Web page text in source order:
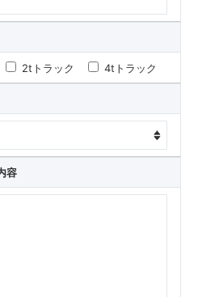
2tトラック 4tトラック
容